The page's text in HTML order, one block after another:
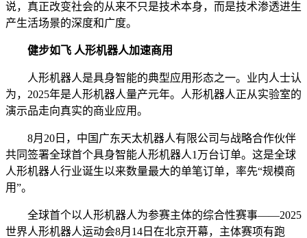
说，真正改变社会的从来不只是技术本身，而是技术渗透进生
产生活场景的深度和广度。
健步如飞 人形机器人加速商用
人形机器人是具身智能的典型应用形态之一。业内人士认
为，2025年是人形机器人量产元年。人形机器人正从实验室的
演示品走向真实的商业应用。
8月20日，中国广东天太机器人有限公司与战略合作伙伴
共同签署全球首个具身智能人形机器人1万台订单。这是全球
人形机器人行业诞生以来数量最大的单笔订单，率先“规模商
用”。
全球首个以人形机器人为参赛主体的综合性赛事——2025
世界人形机器人运动会8月14日在北京开幕，主体赛项有跑